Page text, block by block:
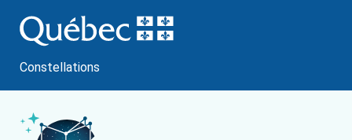
au
contenu
Constellations